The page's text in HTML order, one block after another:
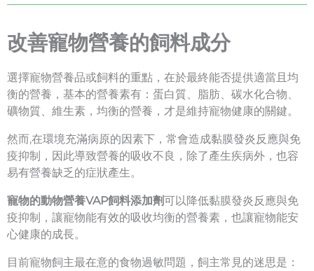
改善寵物營養的飼料成分
選擇寵物營養品或飼料的重點，在於最終能否提供適當且均
衡的營養，基本的營養素有：蛋白質、脂肪、碳水化合物、
礦物質、維生素，均衡的營養，才是維持寵物健康的關鍵。
然而,在環境充滿病原的因素下，常會造成黏膜發炎反應與免
疫抑制，因此導致營養的吸收不良，除了產生疾病外，也容
易有營養缺乏的症狀產生。
寵物的動物營養VAP飼料添加劑可以降低黏膜發炎反應與免
疫抑制，讓寵物能有效的吸收均衡的營養素，也讓寵物能安
心健康的成長。
目前寵物飼主最在意的食物過敏問題，飼主常見的迷思是：